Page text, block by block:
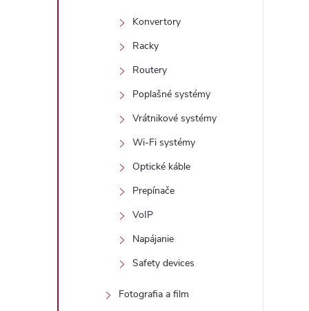
Konvertory
Racky
Routery
Poplašné systémy
Vrátnikové systémy
Wi-Fi systémy
Optické káble
Prepínače
VoIP
Napájanie
Safety devices
Fotografia a film